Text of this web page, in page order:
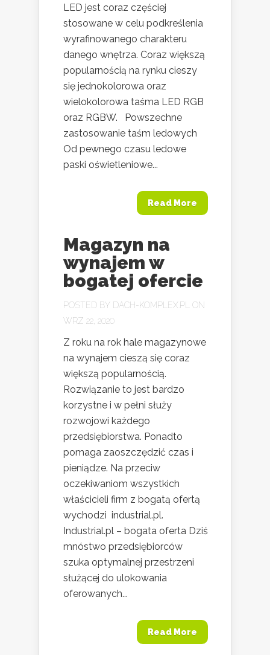
LED jest coraz częściej
stosowane w celu podkreślenia
wyrafinowanego charakteru
danego wnętrza. Coraz większą
popularnością na rynku cieszy
się jednokolorowa oraz
wielokolorowa taśma LED RGB
oraz RGBW. Powszechne
zastosowanie taśm ledowych
Od pewnego czasu ledowe
paski oświetleniowe...
Read More
Magazyn na
wynajem w
bogatej ofercie
POSTED BY DACH-KOMPLEX.PL
ON
WRZ 22, 2020
Z roku na rok hale magazynowe
na wynajem cieszą się coraz
większą popularnością.
Rozwiązanie to jest bardzo
korzystne i w pełni służy
rozwojowi każdego
przedsiębiorstwa. Ponadto
pomaga zaoszczędzić czas i
pieniądze. Na przeciw
oczekiwaniom wszystkich
właścicieli firm z bogatą ofertą
wychodzi industrial.pl.
Industrial.pl – bogata oferta Dziś
mnóstwo przedsiębiorców
szuka optymalnej przestrzeni
służącej do ulokowania
oferowanych...
Read More